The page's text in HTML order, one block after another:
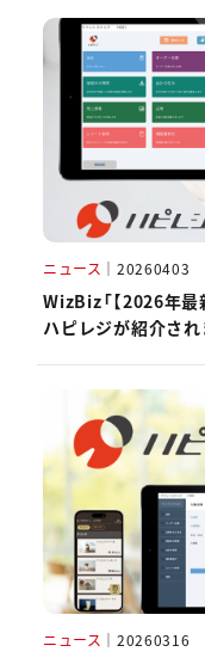
ニュース ｜ 20260403
WizBiz「【2026年
ハピレジが紹介され
ニュース ｜ 20260316